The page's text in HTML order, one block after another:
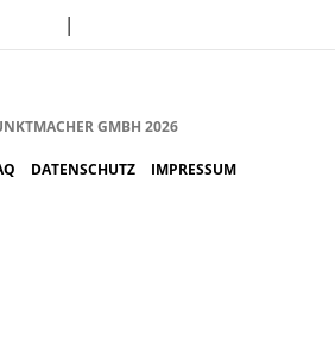
|
GMBH 2026
DATENSCHUTZ IMPRESSUM